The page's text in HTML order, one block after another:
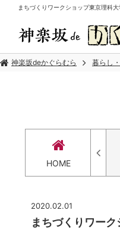
まちづくりワークショップ東京理科
神楽坂deかぐらむら 暮らし
HOME
2020.02.01
まちづくりワー